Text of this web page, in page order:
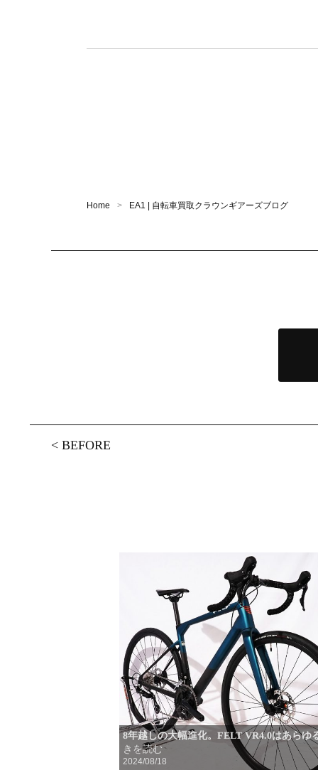
Home EA1 | 自転車買取クラウンギアーズブログ
<BEFORE
8年越しの大幅進化。FELT VR4.0はあらゆ
きを読む
2024/08/18